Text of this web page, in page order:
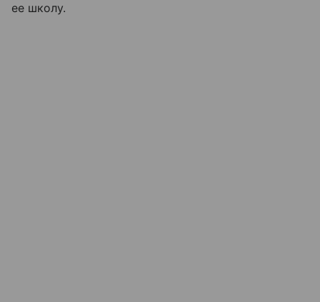
ее школу.